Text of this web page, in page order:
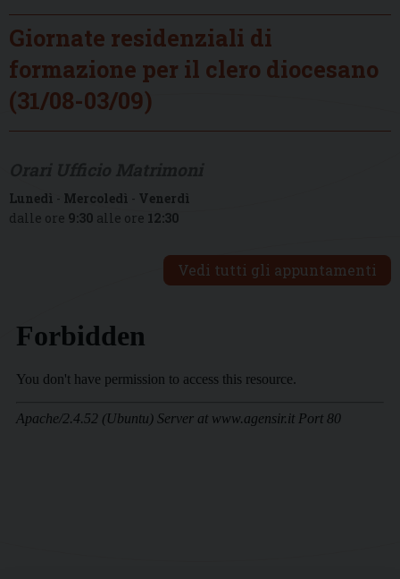
Giornate residenziali di
formazione per il clero diocesano
(31/08-03/09)
Lunedì - Mercoledì - Venerdì
dalle ore 9:30 alle ore 12:30
Vedi tutti gli appuntamenti